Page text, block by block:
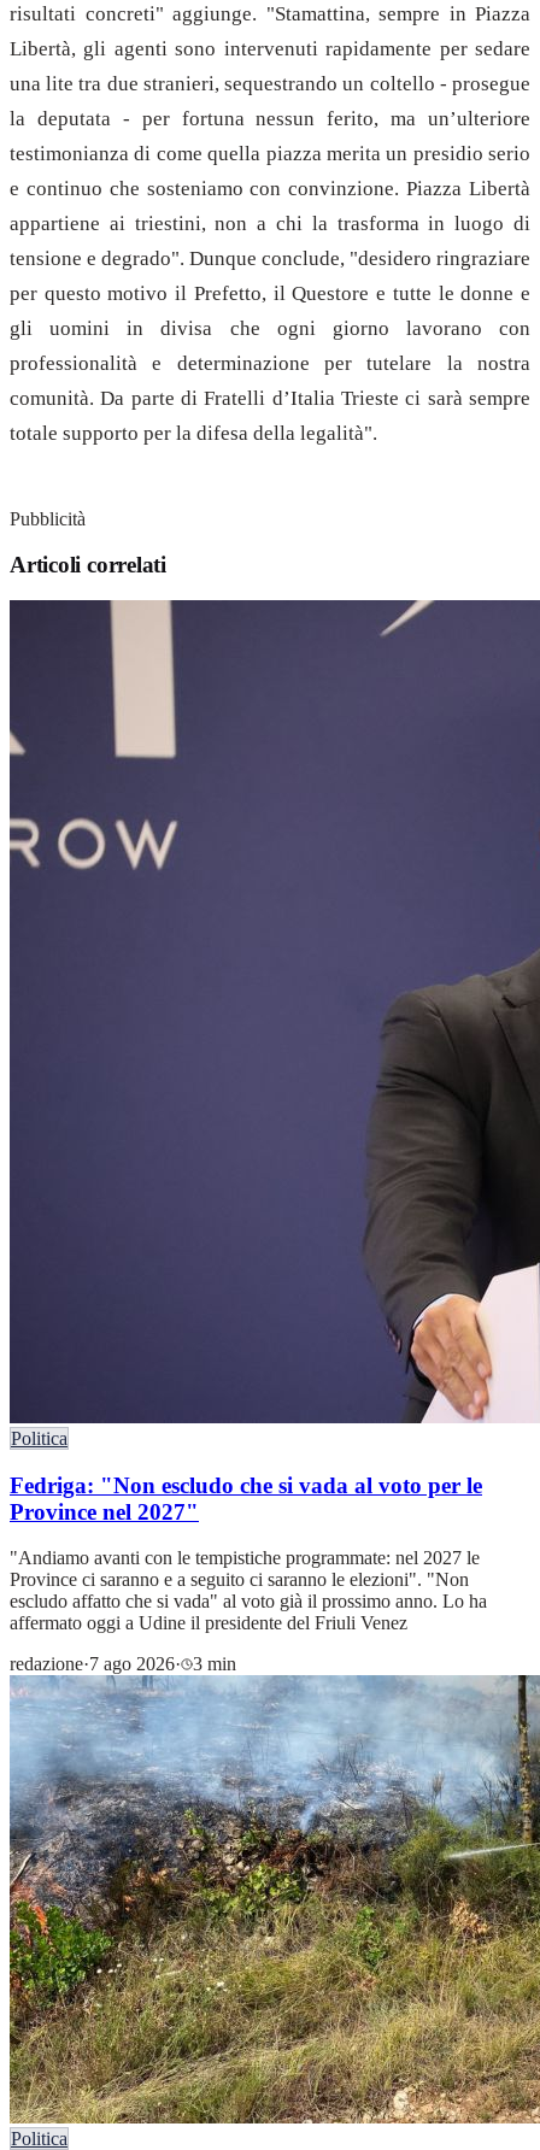
risultati concreti" aggiunge. "Stamattina, sempre in Piazza
Libertà, gli agenti sono intervenuti rapidamente per sedare
una lite tra due stranieri, sequestrando un coltello - prosegue
la deputata - per fortuna nessun ferito, ma un’ulteriore
testimonianza di come quella piazza merita un presidio serio
e continuo che sosteniamo con convinzione. Piazza Libertà
appartiene ai triestini, non a chi la trasforma in luogo di
tensione e degrado". Dunque conclude, "desidero ringraziare
per questo motivo il Prefetto, il Questore e tutte le donne e
gli uomini in divisa che ogni giorno lavorano con
professionalità e determinazione per tutelare la nostra
comunità. Da parte di Fratelli d’Italia Trieste ci sarà sempre
totale supporto per la difesa della legalità".
Pubblicità
Articoli correlati
Politica
Fedriga: "Non escludo che si vada al voto per le
Province nel 2027"
"Andiamo avanti con le tempistiche programmate: nel 2027 le
Province ci saranno e a seguito ci saranno le elezioni". "Non
escludo affatto che si vada" al voto già il prossimo anno. Lo ha
affermato oggi a Udine il presidente del Friuli Venez
redazione·7 ago 2026· 3 min
Politica